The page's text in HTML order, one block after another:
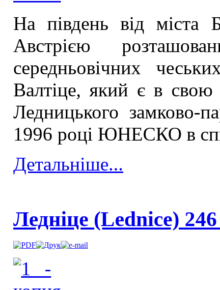
На південь від міста
Австрією
середньовічних
Валтіце, який є в
Ледницького замково-
1996 році ЮНЕСКО в
Детальніше...
Ледніце (Lednice)